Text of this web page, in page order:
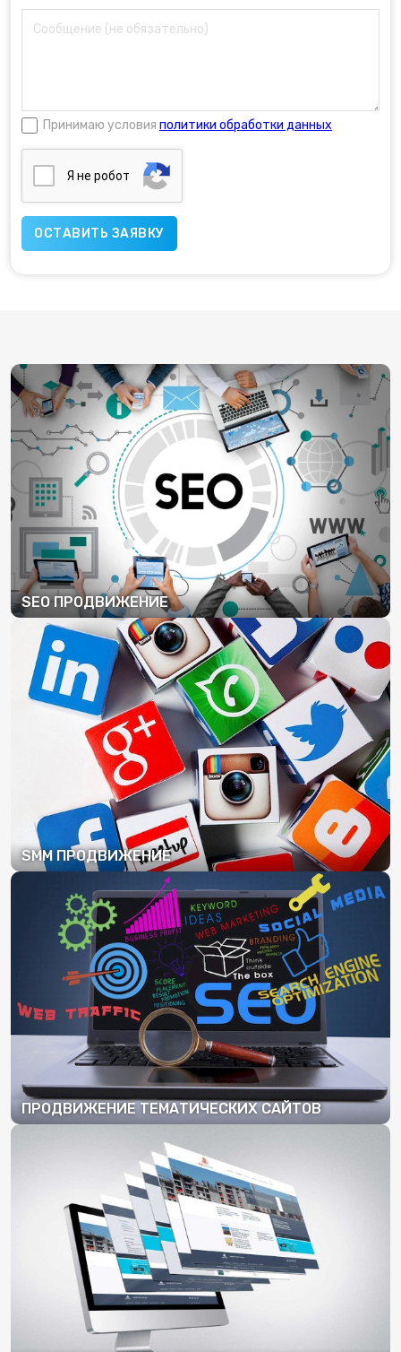
Принимаю условия политики обработки данных
Я нe poбoт
SEO ПРОДВИЖЕНИЕ
ПОДРОБНЕЕ
SMM ПРОДВИЖЕНИЕ
ПОДРОБНЕЕ
ПРОДВИЖЕНИЕ ТЕМАТИЧЕСКИХ САЙТОВ